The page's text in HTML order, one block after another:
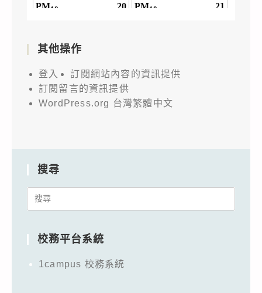
其他操作
登入
訂閱網站內容的資訊提供
訂閱留言的資訊提供
WordPress.org 台灣繁體中文
搜尋
Search
校務平台系統
1campus 校務系統